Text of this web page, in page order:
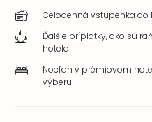
Celodenná vstupenka do
Ďalšie príplatky, ako sú
hotela
Nocľah v prémiovom
výberu